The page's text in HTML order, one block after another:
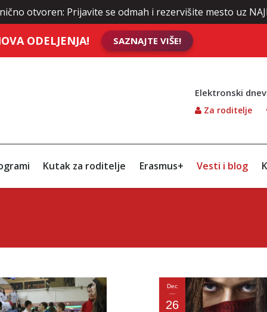
otvoren: Prijavite se odmah i rezervišite mesto uz
ODELJENJA! SAZNAJTE VIŠE!
Elektronski
Za roditelje
Kutak za roditelje Erasmus+ Vesti i blog
Dec
26